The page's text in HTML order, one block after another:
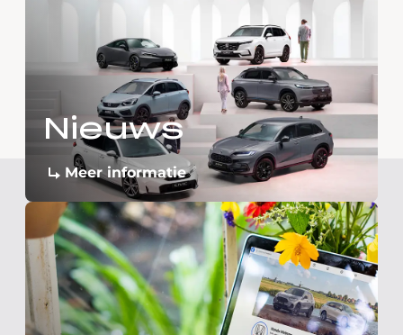
Nieuws
Meer informatie